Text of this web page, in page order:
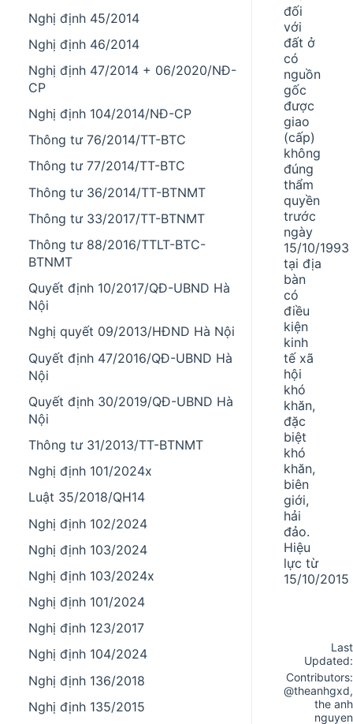
Nghị định 45/2014
Nghị định 46/2014
Nghị định 47/2014 + 06/2020/NĐ-
CP
Nghị định 104/2014/NĐ-CP
Thông tư 76/2014/TT-BTC
Thông tư 77/2014/TT-BTC
Thông tư 36/2014/TT-BTNMT
Thông tư 33/2017/TT-BTNMT
Thông tư 88/2016/TTLT-BTC-
BTNMT
Quyết định 10/2017/QĐ-UBND Hà
Nội
Nghị quyết 09/2013/HĐND Hà Nội
Quyết định 47/2016/QĐ-UBND Hà
Nội
Quyết định 30/2019/QĐ-UBND Hà
Nội
Thông tư 31/2013/TT-BTNMT
Nghị định 101/2024x
Luật 35/2018/QH14
Nghị định 102/2024
Nghị định 103/2024
Nghị định 103/2024x
Nghị định 101/2024
Nghị định 123/2017
Nghị định 104/2024
Nghị định 136/2018
Nghị định 135/2015
đối
với
đất ở
có
nguồn
gốc
được
giao
(cấp)
không
đúng
thẩm
quyền
trước
ngày
15/10/1993
tại địa
bàn
có
điều
kiện
kinh
tế xã
hội
khó
khăn,
đặc
biệt
khó
khăn,
biên
giới,
hải
đảo.
Hiệu
lực từ
15/10/2015
Last
Updated:
Contributors:
@theanhgxd,
the anh
nguyen